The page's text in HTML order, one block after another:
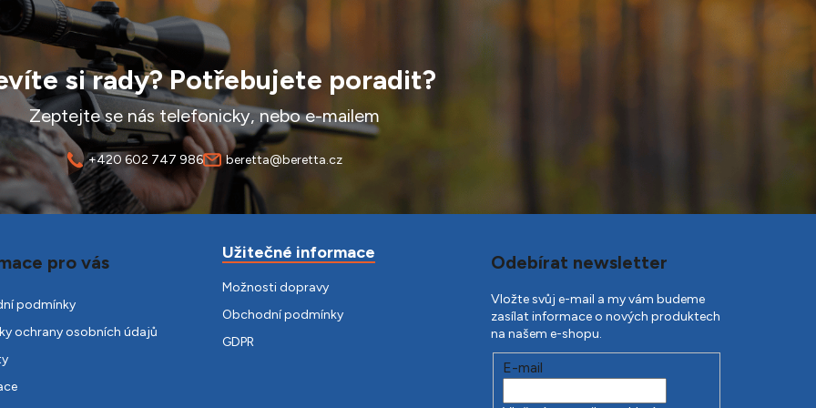
si rady? Potřebujete poradit?
Zeptejte se nás telefonicky, nebo e-mailem
+420 602 747 986 beretta@beretta.cz
pro vás
podmínky
ochrany osobních údajů
Užitečné informace
Možnosti dopravy
Obchodní podmínky
GDPR
Odebírat newsletter
Vložte svůj e-mail a my vám budeme
zasílat informace o nových produktech
na našem e-shopu.
E-mail